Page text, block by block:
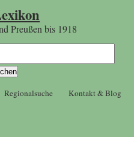
Preußen bis 1918
Regionalsuche Kontakt & Blog